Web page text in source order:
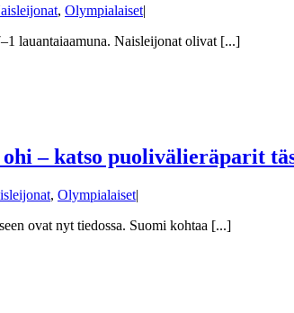
, Olympialaiset|
lauantaiaamuna. Naisleijonat olivat [...]
– katso puolivälieräparit
, Olympialaiset|
ovat nyt tiedossa. Suomi kohtaa [...]